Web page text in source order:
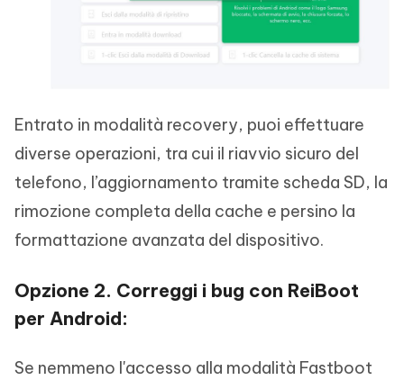
Entrato in modalità recovery, puoi effettuare
diverse operazioni, tra cui il riavvio sicuro del
telefono, l’aggiornamento tramite scheda SD, la
rimozione completa della cache e persino la
formattazione avanzata del dispositivo.
Opzione 2. Correggi i bug con ReiBoot
per Android:
Se nemmeno l'accesso alla modalità Fastboot